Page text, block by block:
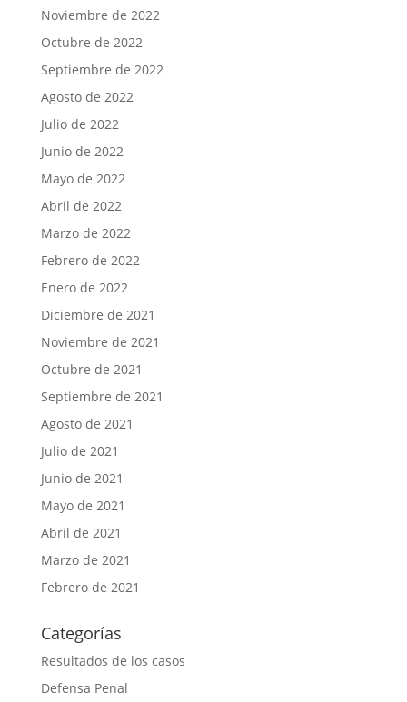
Noviembre de 2022
Octubre de 2022
Septiembre de 2022
Agosto de 2022
Julio de 2022
Junio de 2022
Mayo de 2022
Abril de 2022
Marzo de 2022
Febrero de 2022
Enero de 2022
Diciembre de 2021
Noviembre de 2021
Octubre de 2021
Septiembre de 2021
Agosto de 2021
Julio de 2021
Junio de 2021
Mayo de 2021
Abril de 2021
Marzo de 2021
Febrero de 2021
Categorías
Resultados de los casos
Defensa Penal